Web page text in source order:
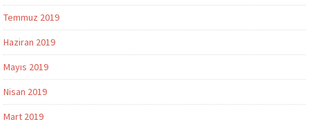
Temmuz 2019
Haziran 2019
Mayıs 2019
Nisan 2019
Mart 2019